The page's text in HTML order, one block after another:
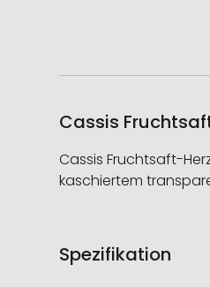
Cassis
Cassis Fruchtsaft-
kaschiertem
Spezifikation